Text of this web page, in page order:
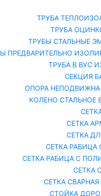
ТРУБА
ТРУБА
ТРУБЫ СТАЛЬНЫЕ
ПРЕДВАРИТЕЛЬНО
ТРУБА В ВУС
СЕКЦИЯ
ОПОРА
КОЛЕНО СТАЛЬНОЕ
СЕТКА
СЕТКА
СЕТКА
СЕТКА РАБИЦА С
СЕТКА
СЕТКА
СТОЙКА